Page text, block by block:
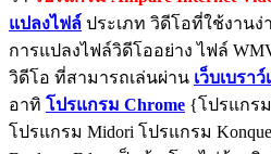
แปลงไฟล์ ประเภท วิดีโอที่ใช้งาน
การแปลงไฟล์วิดีโออย่าง ไฟล์
วิดีโอ ที่สามารถเล่นผ่าน เว็บเบราว์
อาทิ โปรแกรม Chrome {โปรแกรม
โปรแกรม Midori โปรแกรม